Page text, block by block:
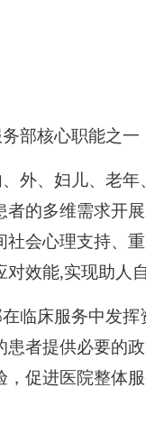
部核心职能之
外、妇儿、老
者的多维需求开
社会心理支持、
对效能,实现助人
在临床服务中发
患者提供必要的
促进医院整体